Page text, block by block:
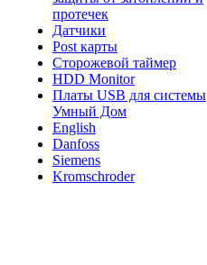
протечек
Датчики
Post карты
Сторожевой таймер
HDD Monitor
Платы USB для системы
Умный Дом
English
Danfoss
Siemens
Kromschroder